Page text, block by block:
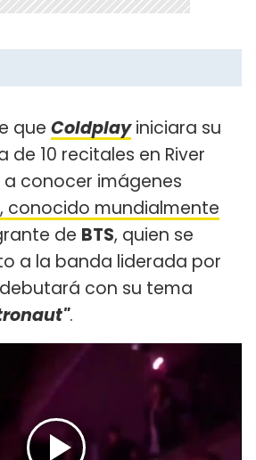
que Coldplayiniciara su
de 10 recitales en River
a conocer imágenes
, conocido mundialmente
de BTS, quien se
a la banda liderada por
con su tema
.